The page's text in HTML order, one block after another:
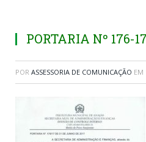
PORTARIA Nº 176-
POR ASSESSORIA DE COMUNICAÇÃO EM